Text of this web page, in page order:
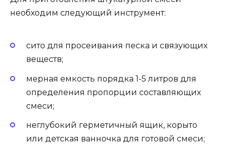
необходим следующий инструмент:
сито для просеивания песка и связующих
веществ;
мерная емкость порядка 1-5 литров для
определения пропорции составляющих
смеси;
неглубокий герметичный ящик, корыто
или детская ванночка для готовой смеси;